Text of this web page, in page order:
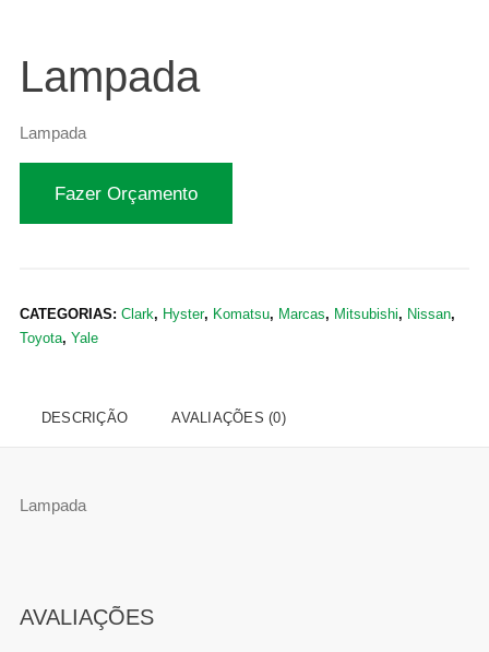
Lampada
Lampada
Fazer Orçamento
CATEGORIAS: Clark, Hyster, Komatsu, Marcas, Mitsubishi, Nissan,
Toyota, Yale
DESCRIÇÃO AVALIAÇÕES (0)
Lampada
AVALIAÇÕES